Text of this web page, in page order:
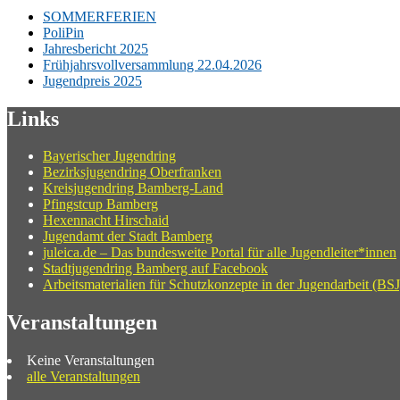
SOMMERFERIEN
PoliPin
Jahresbericht 2025
Frühjahrsvollversammlung 22.04.2026
Jugendpreis 2025
Links
Bayerischer Jugendring
Bezirksjugendring Oberfranken
Kreisjugendring Bamberg-Land
Pfingstcup Bamberg
Hexennacht Hirschaid
Jugendamt der Stadt Bamberg
juleica.de – Das bundesweite Portal für alle Jugendleiter*innen
Stadtjugendring Bamberg auf Facebook
Arbeitsmaterialien für Schutzkonzepte in der Jugendarbeit
Veranstaltungen
Keine Veranstaltungen
alle Veranstaltungen